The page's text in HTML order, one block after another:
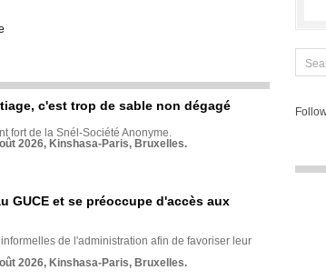
c'est trop de sable non dégagé
fort de la Snél-Société Anonyme.
2026, Kinshasa-Paris, Bruxelles.
GUCE et se préoccupe d'accès aux
de l'administration afin de favoriser leur
2026, Kinshasa-Paris, Bruxelles.